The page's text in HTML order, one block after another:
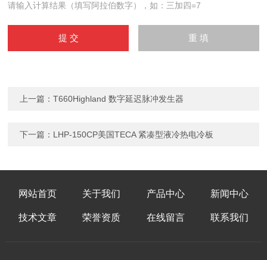
请输入计算结果（填写阿拉伯数字），如：三加四=7
上一篇：T660Highland 数字延迟脉冲发生器
下一篇： LHP-150CP美国TECA 紧凑型液冷热电冷板
网站首页 关于我们 产品中心 新闻中心
技术文章 荣誉资质 在线留言 联系我们